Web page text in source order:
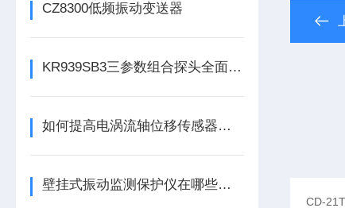
CZ8300低频振动变送器
KR939SB3三参数组合探头全面解析
如何提高电涡流轴位移传感器的精度？
壁挂式振动监测保护仪在哪些领域有广泛应用？